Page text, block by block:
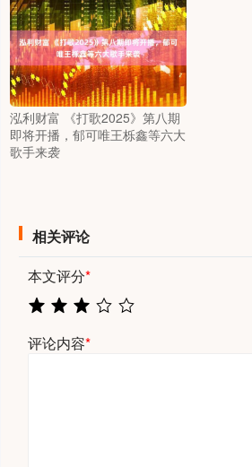
泓利财富 《打歌2025》第八期
即将开播，郁可唯王栎鑫等六大
歌手来袭
相关评论
本文评分*
评论内容*